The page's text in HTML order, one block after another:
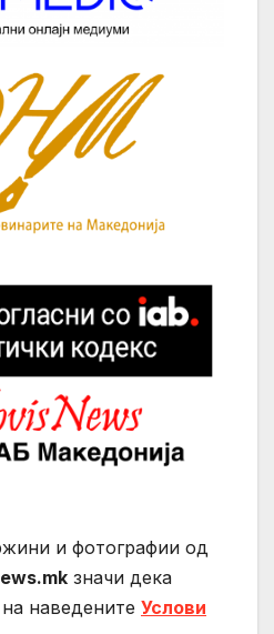
и фотографии од
значи дека
нaведените Услови